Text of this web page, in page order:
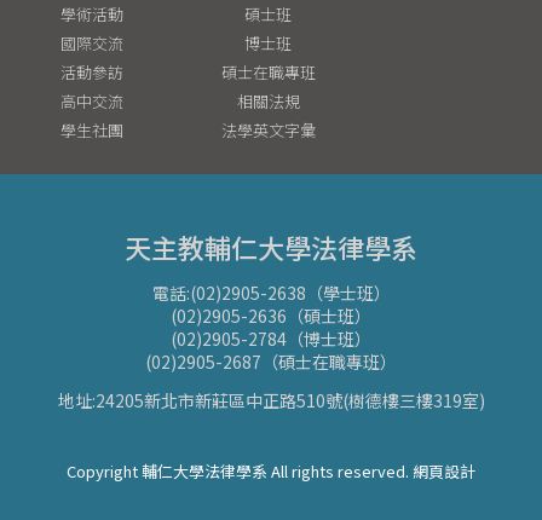
學術活動
國際交流
活動參訪
高中交流
學生社團
碩士班
博士班
碩士在職專班
相關法規
法學英文字彙
天主教輔仁大學法律學系
電話:(02)2905-2638（學士班）
(02)2905-2636（碩士班）
(02)2905-2784（博士班）
(02)2905-2687（碩士在職專班）
地址:24205新北市新莊區中正路510號(樹德樓三樓319室)
Copyright 輔仁大學法律學系 All rights reserved. 網頁設計